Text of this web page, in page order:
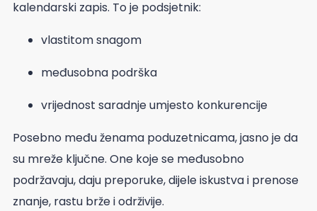
kalendarski zapis. To je podsjetnik:
vlastitom snagom
međusobna podrška
vrijednost saradnje umjesto konkurencije
Posebno među ženama poduzetnicama, jasno je da
su mreže ključne. One koje se međusobno
podržavaju, daju preporuke, dijele iskustva i prenose
znanje, rastu brže i održivije.